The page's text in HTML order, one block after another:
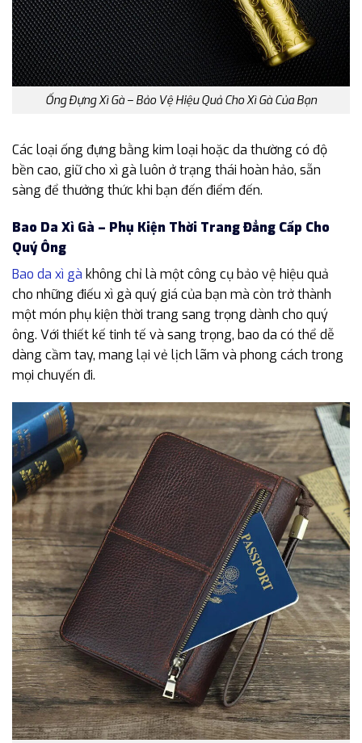
Ống Đựng Xì Gà – Bảo Vệ Hiệu Quả Cho Xì Gà Của Bạn
Các loại ống đựng bằng kim loại hoặc da thường có độ
bền cao, giữ cho xì gà luôn ở trạng thái hoàn hảo, sẵn
sàng để thưởng thức khi bạn đến điểm đến.
Bao Da Xì Gà – Phụ Kiện Thời Trang Đẳng Cấp Cho
Quý Ông
Bao da xì gà không chỉ là một công cụ bảo vệ hiệu quả
cho những điếu xì gà quý giá của bạn mà còn trở thành
một món phụ kiện thời trang sang trọng dành cho quý
ông. Với thiết kế tinh tế và sang trọng, bao da có thể dễ
dàng cầm tay, mang lại vẻ lịch lãm và phong cách trong
mọi chuyến đi.